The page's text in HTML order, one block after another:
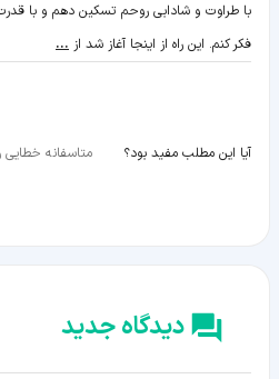
با طراوت و شادابی روحم تسکین دهم و با
فکر کنم. این راه از اینجا آغاز شد از ...
آیا این مطلب مفید بود؟ متاسفانه خطایی
دیدگاه جدید